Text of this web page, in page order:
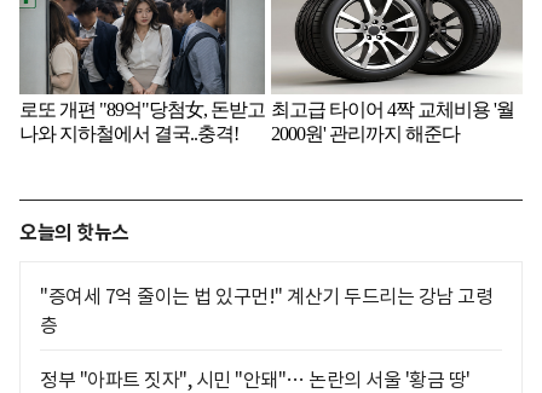
오늘의 핫뉴스
"증여세 7억 줄이는 법 있구먼!" 계산기 두드리는 강남 고령
층
정부 "아파트 짓자", 시민 "안돼"… 논란의 서울 '황금 땅'